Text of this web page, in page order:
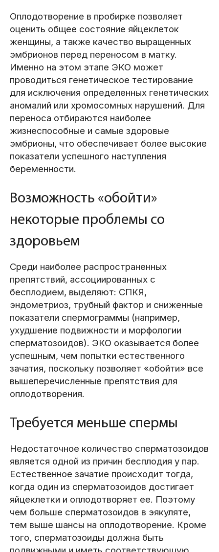
Оплодотворение в пробирке позволяет
оценить общее состояние яйцеклеток
женщины, а также качество выращенных
эмбрионов перед переносом в матку.
Именно на этом этапе ЭКО может
проводиться генетическое тестирование
для исключения определенных генетических
аномалий или хромосомных нарушений. Для
переноса отбираются наиболее
жизнеспособные и самые здоровые
эмбрионы, что обеспечивает более высокие
показатели успешного наступления
беременности.
Возможность «обойти»
некоторые проблемы со
здоровьем
Среди наиболее распространенных
препятствий, ассоциированных с
бесплодием, выделяют: СПКЯ,
эндометриоз, трубный фактор и сниженные
показатели спермограммы (например,
ухудшение подвижности и морфологии
сперматозоидов). ЭКО оказывается более
успешным, чем попытки естественного
зачатия, поскольку позволяет «обойти» все
вышеперечисленные препятствия для
оплодотворения.
Требуется меньше спермы
Недостаточное количество сперматозоидов
является одной из причин бесплодия у пар.
Естественное зачатие происходит тогда,
когда один из сперматозоидов достигает
яйцеклетки и оплодотворяет ее. Поэтому
чем больше сперматозоидов в эякуляте,
тем выше шансы на оплодотворение. Кроме
того, сперматозоиды должна быть